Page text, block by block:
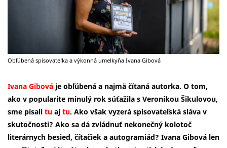
Obľúbená spisovateľka a výkonná umelkyňa Ivana Gibová
Ivana Gibová je obľúbená a najmä čítaná autorka. O tom,
ako v popularite minulý rok súťažila s Veronikou Šikulovou,
sme písali tu aj tu. Ako však vyzerá spisovateľská sláva v
skutočnosti? Ako sa dá zvládnuť nekonečný kolotoč
literárnych besied, čítačiek a autogramiád? Ivana Gibová len